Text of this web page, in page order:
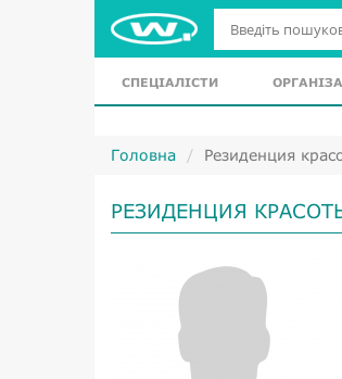
СПЕЦІАЛІСТИ
Головна Резиденция
РЕЗИДЕНЦИЯ